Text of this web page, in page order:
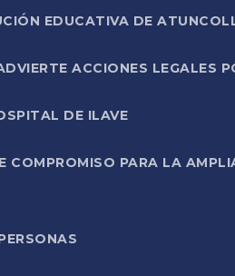
EDUCATIVA DE
ACCIONES LEGALES
DE ILAVE
COMPROMISO PARA LA